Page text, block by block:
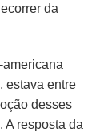
da
estava entre
desses
A resposta da